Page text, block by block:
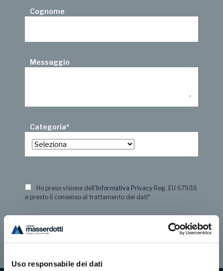
Uso responsabile dei dati
Cognome
Messaggio
Categoria*
Ho preso visione dell 'Informativa Privacy Reg. EU 679/16
e presto il consenso al trattamento dei dati*